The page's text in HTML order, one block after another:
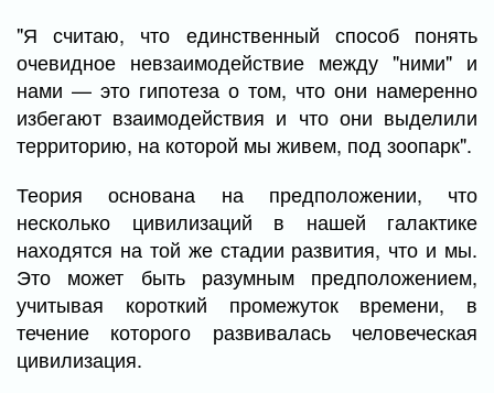
"Я считаю, что единственный способ понять
очевидное невзаимодействие между "ними" и
нами — это гипотеза о том, что они намеренно
избегают взаимодействия и что они выделили
территорию, на которой мы живем, под зоопарк".
Теория основана на предположении, что
несколько цивилизаций в нашей галактике
находятся на той же стадии развития, что и мы.
Это может быть разумным предположением,
учитывая короткий промежуток времени, в
течение которого развивалась человеческая
цивилизация.